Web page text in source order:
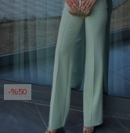
%50